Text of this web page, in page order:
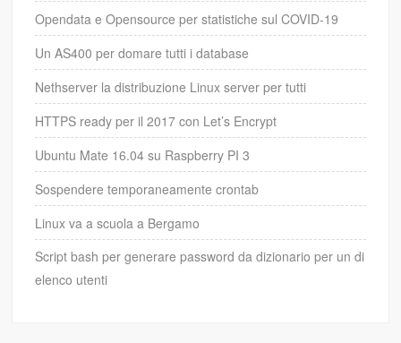
Opendata e Opensource per statistiche sul COVID-19
Un AS400 per domare tutti i database
Nethserver la distribuzione Linux server per tutti
HTTPS ready per il 2017 con Let’s Encrypt
Ubuntu Mate 16.04 su Raspberry PI 3
Sospendere temporaneamente crontab
Linux va a scuola a Bergamo
Script bash per generare password da dizionario per un di
elenco utenti